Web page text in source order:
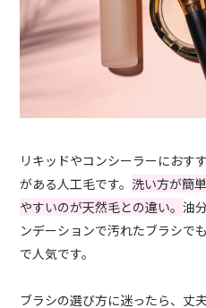
リキッドやコンシーラーにおす
がある人工毛です。 洗い方が簡
やすいのが天然毛との違い。油
ンデーションで汚れたブラシで
で人気です。
ブラシの選び方に迷ったら、丈